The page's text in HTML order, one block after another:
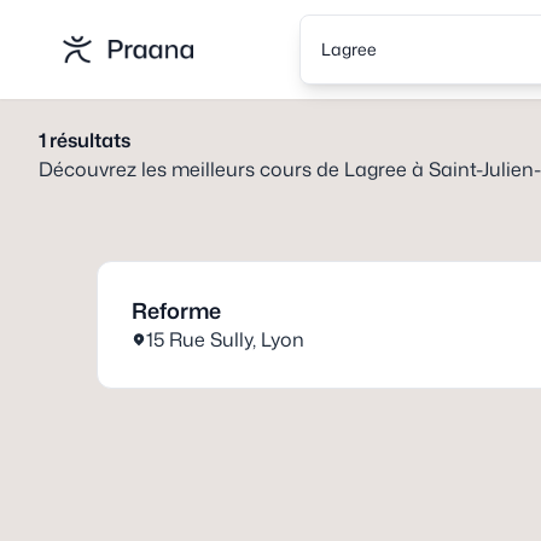
Lagree
1résultats
Découvrez les meilleurs cours de Lagree à Saint-
Reforme
15 Rue Sully, Lyon